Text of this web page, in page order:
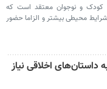
کودک و نوجوان معتقد است که
محیطی بیشتر و الزاما حضور
داستان‌های اخلاقی نیاز